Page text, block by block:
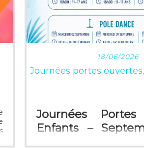
18/06/2026
Journées portes
Journées Portes
Enfants –
LIRE PLUS